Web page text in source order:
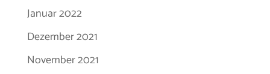
Januar 2022
Dezember 2021
November 2021